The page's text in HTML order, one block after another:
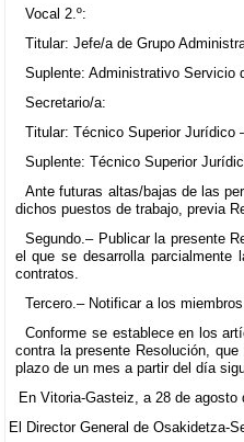
Vocal 2.º:
Titular: Jefe/a de Grupo
Suplente: Administrativo Servicio
Secretario/a:
Titular: Técnico Superior Jurídico
Suplente: Técnico Superior
Ante futuras altas/bajas de las
dichos puestos de trabajo, previa
Segundo.– Publicar la presente
el que se desarrolla
contratos.
Tercero.– Notificar a los
Conforme se establece en los
contra la presente Resolución,
plazo de un mes a partir del día
En Vitoria-Gasteiz, a 28 de agosto
El Director General de Osakidetza-